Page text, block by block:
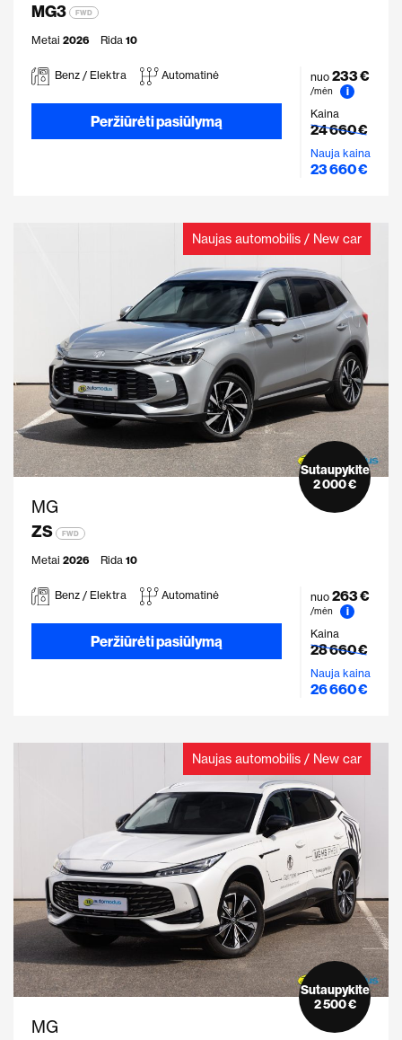
MG3
FWD
Metai 2026 Rida 10
Benz / Elektra Automatinė
Peržiūrėti pasiūlymą
nuo 233 €
/mėn
i
Kaina
24 660 €
Nauja kaina
23 660 €
Naujas automobilis / New car
MG
ZS
FWD
Metai 2026 Rida 10
Sutaupykite
2 000 €
Benz / Elektra Automatinė
Peržiūrėti pasiūlymą
nuo 263 €
/mėn
i
Kaina
28 660 €
Nauja kaina
26 660 €
Naujas automobilis / New car
MG
Sutaupykite
2 500 €